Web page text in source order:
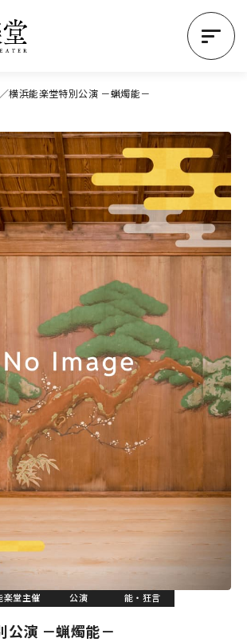
横浜能楽堂特別公演 －蝋燭能－
楽堂主催 公演 能・狂言
公演 －蝋燭能－